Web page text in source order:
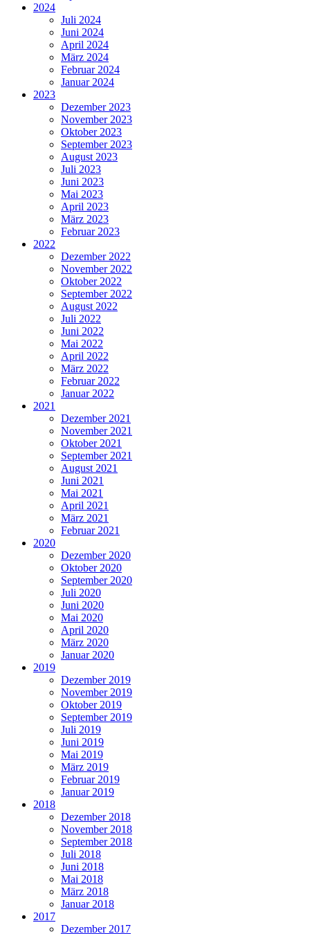
2024
Juli 2024
Juni 2024
April 2024
März 2024
Februar 2024
Januar 2024
2023
Dezember 2023
November 2023
Oktober 2023
September 2023
August 2023
Juli 2023
Juni 2023
Mai 2023
April 2023
März 2023
Februar 2023
2022
Dezember 2022
November 2022
Oktober 2022
September 2022
August 2022
Juli 2022
Juni 2022
Mai 2022
April 2022
März 2022
Februar 2022
Januar 2022
2021
Dezember 2021
November 2021
Oktober 2021
September 2021
August 2021
Juni 2021
Mai 2021
April 2021
März 2021
Februar 2021
2020
Dezember 2020
Oktober 2020
September 2020
Juli 2020
Juni 2020
Mai 2020
April 2020
März 2020
Januar 2020
2019
Dezember 2019
November 2019
Oktober 2019
September 2019
Juli 2019
Juni 2019
Mai 2019
März 2019
Februar 2019
Januar 2019
2018
Dezember 2018
November 2018
September 2018
Juli 2018
Juni 2018
Mai 2018
März 2018
Januar 2018
2017
Dezember 2017